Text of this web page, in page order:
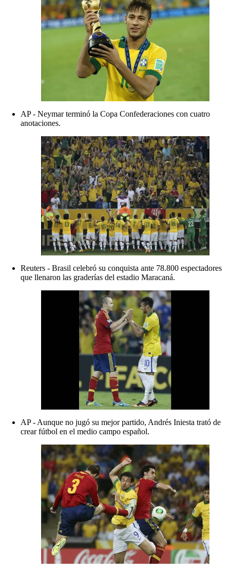
AP - Neymar terminó la Copa Confederaciones con cuatro
anotaciones.
Reuters - Brasil celebró su conquista ante 78.800 espectadores
que llenaron las graderías del estadio Maracaná.
AP - Aunque no jugó su mejor partido, Andrés Iniesta trató de
crear fútbol en el medio campo español.